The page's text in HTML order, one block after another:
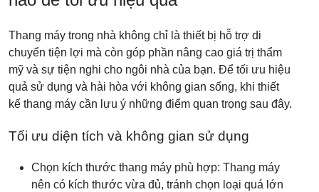
Thang máy trong nhà không chỉ là thiết bị hỗ trợ di
chuyển tiện lợi mà còn góp phần nâng cao giá trị thẩm
mỹ và sự tiện nghi cho ngôi nhà của bạn. Để tối ưu hiệu
quả sử dụng và hài hòa với không gian sống, khi thiết
kế thang máy cần lưu ý những điểm quan trọng sau đây.
Tối ưu diện tích và không gian sử dụng
Chọn kích thước thang máy phù hợp: Thang máy
nên có kích thước vừa đủ, tránh chọn loại quá lớn